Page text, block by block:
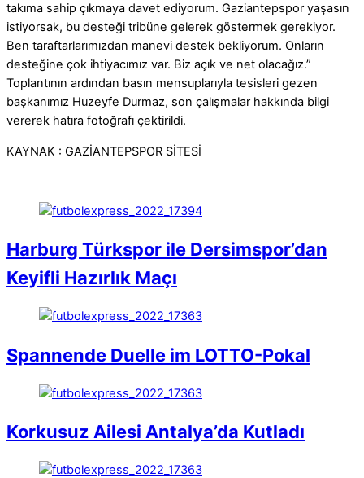
takıma sahip çıkmaya davet ediyorum. Gaziantepspor yaşasın
istiyorsak, bu desteği tribüne gelerek göstermek gerekiyor.
Ben taraftarlarımızdan manevi destek bekliyorum. Onların
desteğine çok ihtiyacımız var. Biz açık ve net olacağız.”
Toplantının ardından basın mensuplarıyla tesisleri gezen
başkanımız Huzeyfe Durmaz, son çalışmalar hakkında bilgi
vererek hatıra fotoğrafı çektirildi.
KAYNAK : GAZİANTEPSPOR SİTESİ
Harburg Türkspor ile Dersimspor’dan
Keyifli Hazırlık Maçı
Spannende Duelle im LOTTO-Pokal
Korkusuz Ailesi Antalya’da Kutladı